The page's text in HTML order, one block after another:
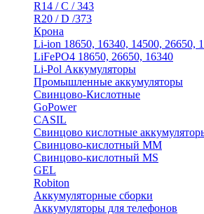
R14 / C / 343
R20 / D /373
Крона
Li-ion 18650, 16340, 14500, 26650,
LiFePO4 18650, 26650, 16340
Li-Pol Аккумуляторы
Промышленные аккумуляторы
Свинцово-Кислотные
GoPower
CASIL
Свинцово кислотные
Cвинцово-кислотный MM
Cвинцово-кислотный MS
GEL
Robiton
Аккумуляторные сборки
Аккумуляторы для телефонов